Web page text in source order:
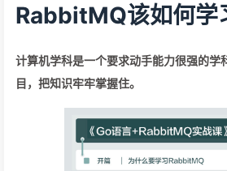
RabbitMQ该如何学
计算机学科是一个要求动手能力很强的学
目，把知识牢牢掌握住。